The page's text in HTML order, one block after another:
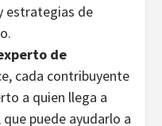
estrategias de
de
cada contribuyente
a quien llega a
puede ayudarlo a